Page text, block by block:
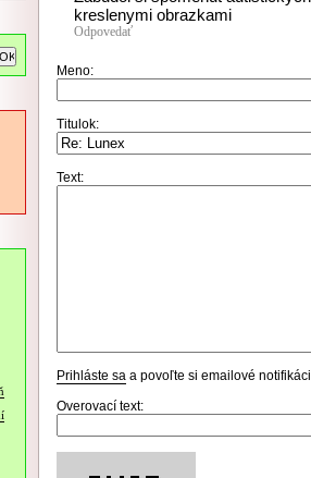
kreslenymi obrazkami
Odpovedať
Meno:
Titulok:
Text:
Prihláste sa a povoľte si emailové
Overovací text: